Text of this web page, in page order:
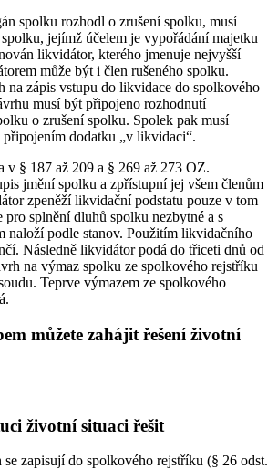
spolku rozhodl o zrušení spolku, musí
jejímž účelem je vypořádání majetku
likvidátor, kterého jmenuje nejvyšší
může být i člen rušeného spolku.
na zápis vstupu do likvidace do spolkového
musí být připojeno rozhodnutí
o zrušení spolku. Spolek pak musí
připojením dodatku „v likvidaci“.
v § 187 až 209 a § 269 až 273 OZ.
jmění spolku a zpřístupní jej všem členům
zpeněží likvidační podstatu pouze v tom
pro splnění dluhů spolku nezbytné a s
naloží podle stanov. Použitím likvidačního
Následně likvidátor podá do třiceti dnů od
na výmaz spolku ze spolkového rejstříku
Teprve výmazem ze spolkového
můžete zahájit řešení životní
životní situaci řešit
zapisují do spolkového rejstříku (§ 26 odst.